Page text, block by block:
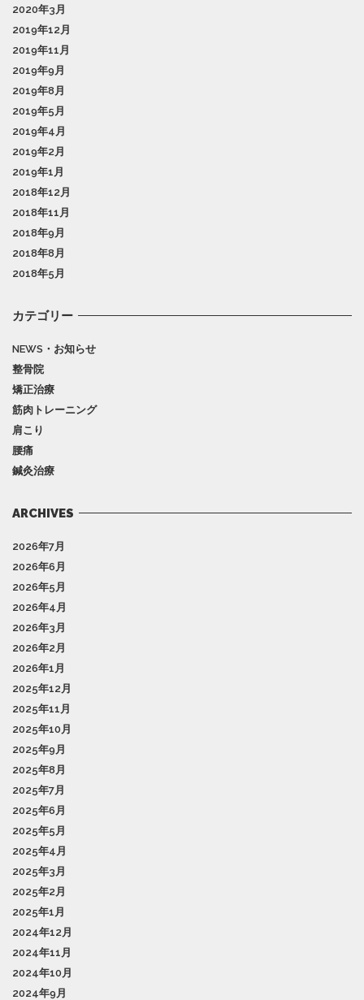
2020年3月
2019年12月
2019年11月
2019年9月
2019年8月
2019年5月
2019年4月
2019年2月
2019年1月
2018年12月
2018年11月
2018年9月
2018年8月
2018年5月
カテゴリー
NEWS・お知らせ
整骨院
矯正治療
筋肉トレーニング
肩こり
腰痛
鍼灸治療
ARCHIVES
2026年7月
2026年6月
2026年5月
2026年4月
2026年3月
2026年2月
2026年1月
2025年12月
2025年11月
2025年10月
2025年9月
2025年8月
2025年7月
2025年6月
2025年5月
2025年4月
2025年3月
2025年2月
2025年1月
2024年12月
2024年11月
2024年10月
2024年9月